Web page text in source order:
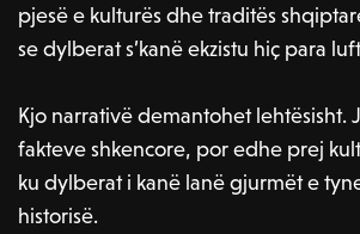
pjesë e kulturës dhe traditës
se dylberat s’kanë ekzistu hiç para
Kjo narrativë demantohet lehtësisht.
fakteve shkencore, por edhe prej
ku dylberat i kanë lanë gjurmët e
historisë.